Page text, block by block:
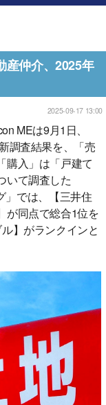
産仲介、2025年
2025-09-17 13:00
MEは9月1日、
調査結果を、「売
購入」は「戸建て
いて調査した
」では、【三井住
が同点で総合1位を
】がランクインと